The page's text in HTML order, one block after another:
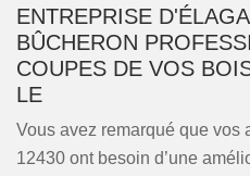
ENTREPRISE
BÛCHERON
COUPES DE VOS
LE
Vous avez remarqué que vos
12430 ont besoin d’une